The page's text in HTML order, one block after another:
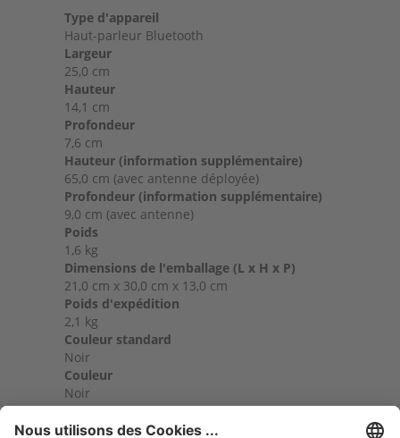
Type d'appareil
Haut-parleur Bluetooth
Largeur
25,0 cm
Hauteur
14,1 cm
Profondeur
7,6 cm
Hauteur (information supplémentaire)
65,0 cm (avec antenne déployée)
Profondeur (information supplémentaire)
9,0 cm (avec antenne)
Poids
1,6 kg
Dimensions de l'emballage (L x H x P)
21,0 cm x 30,0 cm x 13,0 cm
Poids d'expédition
2,1 kg
Couleur standard
Noir
Couleur
Noir
Contenu de la livraison
nuGo ! ONE+, poignée de transport, kit de